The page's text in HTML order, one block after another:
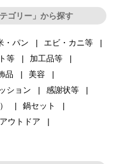
ゴリー」から探す
・パン
エビ・カニ等
等
加工品等
品
美容
ション
感謝状等
鍋セット
ウトドア